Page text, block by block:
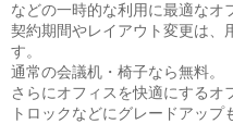
などの一時的な利用に最適なオ
契約期間やレイアウト変更は、
す。
通常の会議机・椅子なら無料。
さらにオフィスを快適にするオ
トロックなどにグレードアップ